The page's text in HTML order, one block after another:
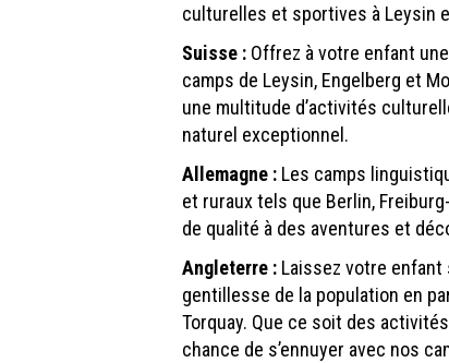
culturelles et sportives à Leysin
Suisse : Offrez à votre enfant
camps de Leysin, Engelberg et
une multitude d’activités
naturel exceptionnel.
Allemagne : Les camps
et ruraux tels que Berlin,
de qualité à des aventures et
Angleterre : Laissez votre enfant
gentillesse de la population en
Torquay. Que ce soit des
chance de s’ennuyer avec nos